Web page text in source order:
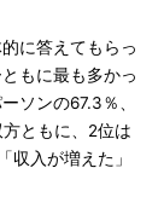
に答えてもらっ
もに最も多かっ
ソンの67.3％、
ともに、2位は
収入が増えた」